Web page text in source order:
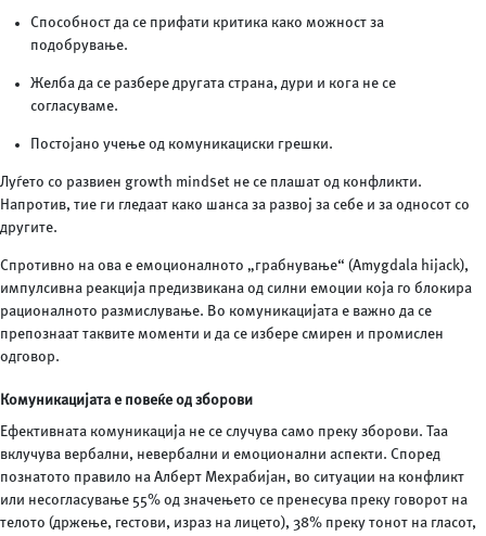
Способност да се прифати критика како можност за
подобрување.
Желба да се разбере другата страна, дури и кога не се
согласуваме.
Постојано учење од комуникациски грешки.
Луѓето со развиен growth mindset не се плашат од конфликти.
Напротив, тие ги гледаат како шанса за развој за себе и за односот со
другите.
Спротивно на ова е емоционалното „грабнување“ (Amygdala hijack),
импулсивна реакција предизвикана од силни емоции која го блокира
рационалното размислување. Во комуникацијата е важно да се
препознаат таквите моменти и да се избере смирен и промислен
одговор.
Комуникацијата е повеќе од зборови
Ефективната комуникација не се случува само преку зборови. Таа
вклучува вербални, невербални и емоционални аспекти. Според
познатото правило на Алберт Мехрабијан, во ситуации на конфликт
или несогласување 55% од значењето се пренесува преку говорот на
телото (држење, гестови, израз на лицето), 38% преку тонот на гласот,